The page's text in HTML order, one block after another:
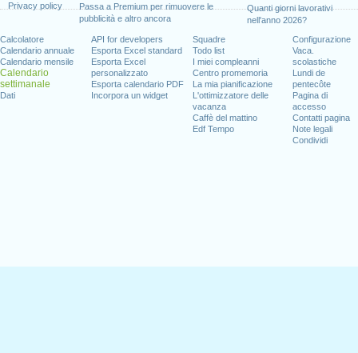
Privacy policy
Passa a Premium per rimuovere le
pubblicità e altro ancora
Quanti giorni lavorativi
nell'anno 2026?
Calcolatore
Calendario annuale
Calendario mensile
Calendario
settimanale
Dati
API for developers
Esporta Excel standard
Esporta Excel
personalizzato
Esporta calendario PDF
Incorpora un widget
Squadre
Todo list
I miei compleanni
Centro promemoria
La mia pianificazione
L'ottimizzatore delle
vacanza
Caffè del mattino
Edf Tempo
Configurazione
Vaca.
scolastiche
Lundi de
pentecôte
Pagina di
accesso
Contatti pagina
Note legali
Condividi